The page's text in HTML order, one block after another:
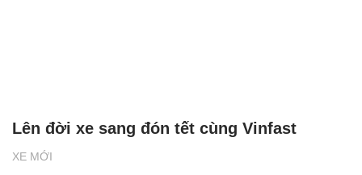
XE MỚI
Lên đời xe sang đón tết cùng Vinfast